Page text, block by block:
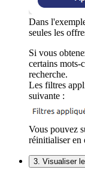
Dans
seules les
Si vous
certains mots-
recherche.
Les filtres
suivante :
Vous pouvez
réinitialiser en
3. Visualiser